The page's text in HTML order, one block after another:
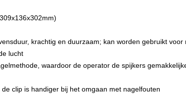
krachtig en duurzaam; kan worden gebruikt voor
lucht
waardoor de operator de spijkers
clip is handiger bij het omgaan met nagelfouten